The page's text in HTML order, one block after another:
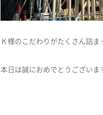
Ｋ様のこだわりがたくさん詰ま
本日は誠におめでとうございま